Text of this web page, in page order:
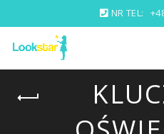
NR TEL: